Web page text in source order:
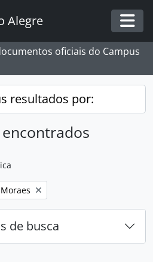
Alegre
oficiais do Campus
resultados por:
de busca